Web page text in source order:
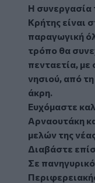
Η συνεργασία
Κρήτης είναι
παραγωγική
τρόπο θα
πενταετία, με
νησιού, από τη
άκρη.
Ευχόμαστε
Αρναουτάκη
μελών της
Διαβάστε
Σε